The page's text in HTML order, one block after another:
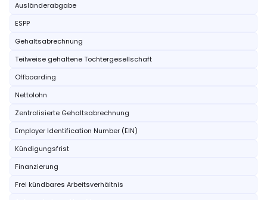
Ausländerabgabe
ESPP
Gehaltsabrechnung
Teilweise gehaltene Tochtergesellschaft
Offboarding
Nettolohn
Zentralisierte Gehaltsabrechnung
Employer Identification Number (EIN)
Kündigungsfrist
Finanzierung
Frei kündbares Arbeitsverhältnis